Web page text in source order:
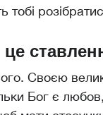
Своєю
Бог є